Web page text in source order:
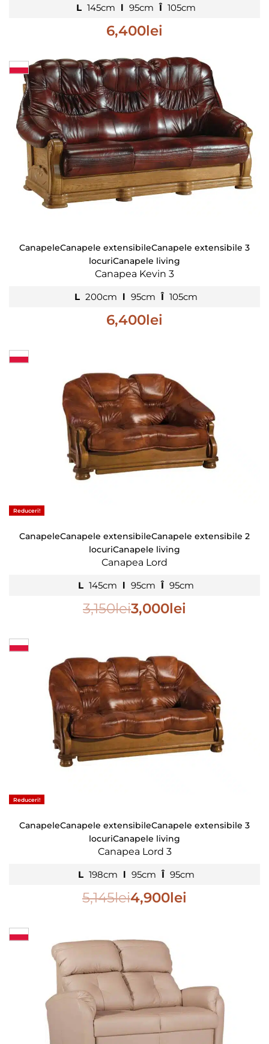
L 145cm l 95cm Î 105cm
6,400lei
CanapeleCanapele extensibileCanapele extensibile 3
locuriCanapele living
Canapea Kevin 3
L 200cm l 95cm Î 105cm
6,400lei
Reduceri!
CanapeleCanapele extensibileCanapele extensibile 2
locuriCanapele living
Canapea Lord
L 145cm l 95cm Î 95cm
3,150lei3,000lei
Reduceri!
CanapeleCanapele extensibileCanapele extensibile 3
locuriCanapele living
Canapea Lord 3
L 198cm l 95cm Î 95cm
5,145lei4,900lei